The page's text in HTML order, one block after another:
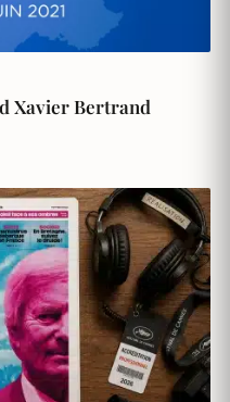
Xavier Bertrand